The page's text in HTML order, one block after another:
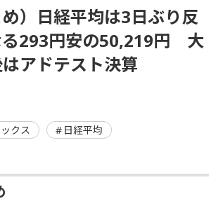
め）日経平均は3日ぶり反
る293円安の50,219円 大
アドテスト決算
クス 日経平均